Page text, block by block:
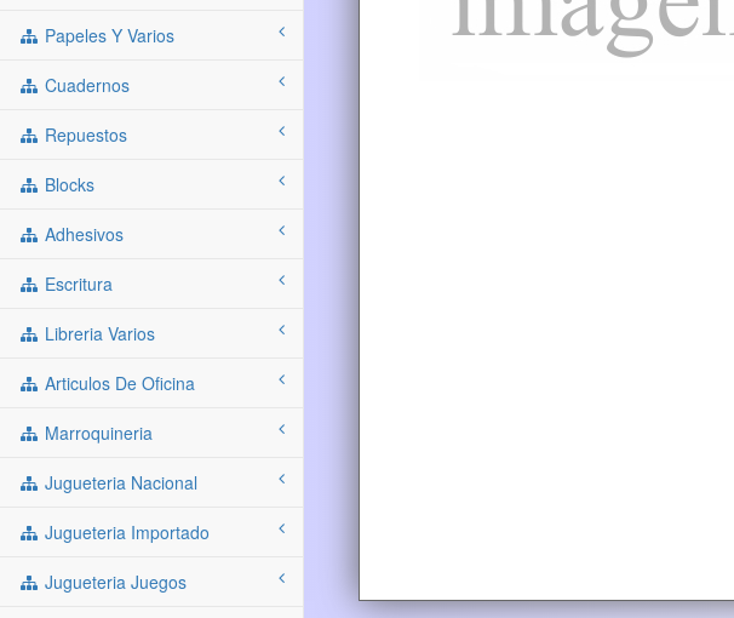
Papeles Y Varios
Cuadernos
Repuestos
Blocks
Adhesivos
Escritura
Libreria Varios
Articulos De Oficina
Marroquineria
Jugueteria Nacional
Jugueteria Importado
Jugueteria Juegos